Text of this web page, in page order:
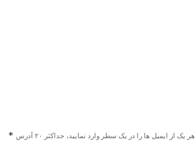
هر یک از ایمیل ها را در یک سطر وارد نمایید، حداکثر ۲۰ آدرس